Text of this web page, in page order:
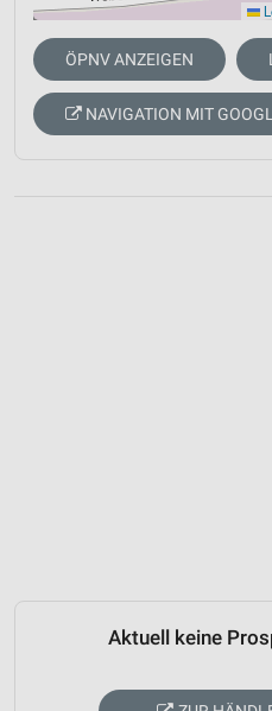
ÖPNV ANZEIGEN
NAVIGATION MIT
Aktuell keine